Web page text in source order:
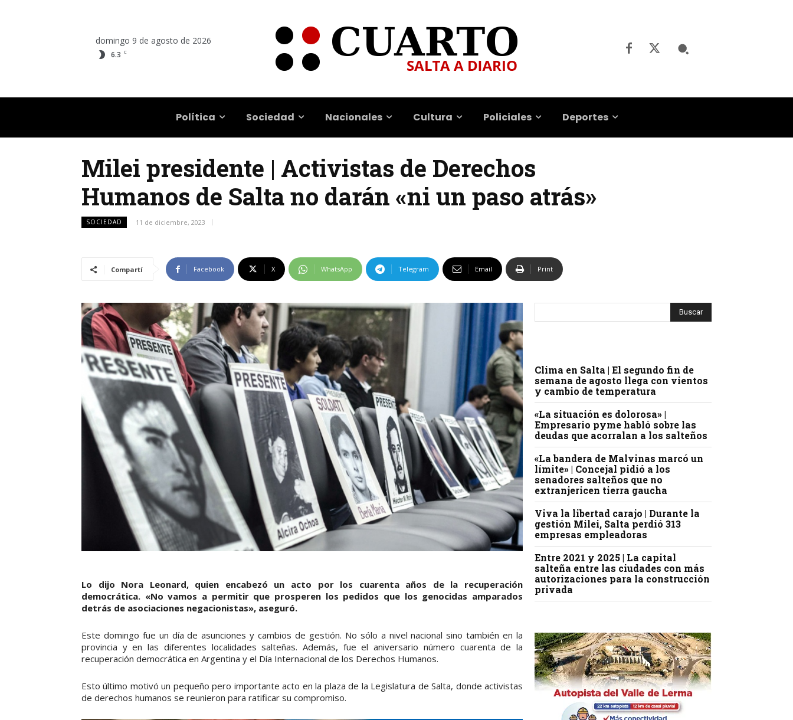
domingo 9 de agosto de 2026
6.3 C
Política Sociedad Nacionales Cultura Policiales Deportes
Milei presidente | Activistas de Derechos
Humanos de Salta no darán «ni un paso atrás»
SOCIEDAD 11 de diciembre, 2023
Compartí Facebook X WhatsApp Telegram Email Print
Lo dijo Nora Leonard, quien encabezó un acto por los cuarenta años de la recuperación
democrática. «No vamos a permitir que prosperen los pedidos que los genocidas amparados
detrás de asociaciones negacionistas», aseguró.
Este domingo fue un día de asunciones y cambios de gestión. No sólo a nivel nacional sino también en la
provincia y en las diferentes localidades salteñas. Además, fue el aniversario número cuarenta de la
recuperación democrática en Argentina y el Día Internacional de los Derechos Humanos.
Esto último motivó un pequeño pero importante acto en la plaza de la Legislatura de Salta, donde activistas
de derechos humanos se reunieron para ratificar su compromiso.
Clima en Salta | El segundo fin de
semana de agosto llega con vientos
y cambio de temperatura
«La situación es dolorosa» |
Empresario pyme habló sobre las
deudas que acorralan a los salteños
«La bandera de Malvinas marcó un
límite» | Concejal pidió a los
senadores salteños que no
extranjericen tierra gaucha
Viva la libertad carajo | Durante la
gestión Milei, Salta perdió 313
empresas empleadoras
Entre 2021 y 2025 | La capital
salteña entre las ciudades con más
autorizaciones para la construcción
privada